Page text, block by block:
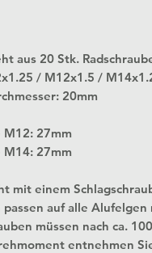
aus 20 Stk.
/ M12x1.5 /
20mm
27mm
27mm
mit einem
passen auf alle
müssen nach ca.
entnehmen